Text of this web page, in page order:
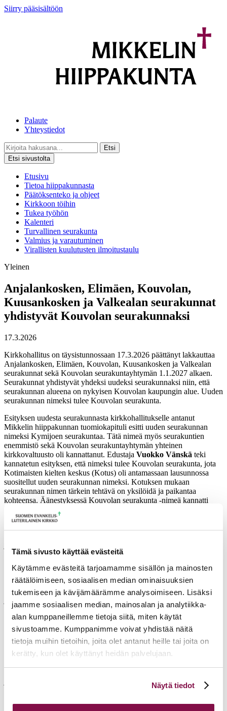
Tämä sivusto käyttää evästeitä
Käytämme evästeitä tarjoamamme sisällön ja mainosten
räätälöimiseen, sosiaalisen median ominaisuuksien
tukemiseen ja kävijämäärämme analysoimiseen. Lisäksi
jaamme sosiaalisen median, mainosalan ja analytiikka-
alan kumppaneillemme tietoja siitä, miten käytät
sivustoamme. Kumppanimme voivat yhdistää näitä
tietoja muihin tietoihin, joita olet antanut heille tai joita on
kerätty, kun olet käyttänyt heidän palvelujaan.
linkistä.
Näytä tiedot
Siirry pääsisältöön
Palaute
Yhteystiedot
Etsi
Etsi sivustolta
Etusivu
Tietoa hiippakunnasta
Päätöksenteko ja ohjeet
Kirkkoon töihin
Tukea työhön
Kalenteri
Turvallinen seurakunta
Valmius ja varautuminen
Virallisten kuulutusten ilmoitustaulu
Yleinen
Anjalankosken, Elimäen, Kouvolan,
Kuusankosken ja Valkealan seurakunnat
yhdistyvät Kouvolan seurakunnaksi
17.3.2026
Kirkkohallitus on täysistunnossaan 17.3.2026 päättänyt lakkauttaa
Anjalankosken, Elimäen, Kouvolan, Kuusankosken ja Valkealan
seurakunnat sekä Kouvolan seurakuntayhtymän 1.1.2027 alkaen.
Seurakunnat yhdistyvät yhdeksi uudeksi seurakunnaksi niin, että
seurakunnan alueena on nykyisen Kouvolan kaupungin alue. Uuden
seurakunnan nimeksi tulee Kouvolan seurakunta.
Esityksen uudesta seurakunnasta kirkkohallitukselle antanut
Mikkelin hiippakunnan tuomiokapituli esitti uuden seurakunnan
nimeksi Kymijoen seurakuntaa. Tätä nimeä myös seurakuntien
enemmistö sekä Kouvolan seurakuntayhtymän yhteinen
kirkkovaltuusto oli kannattanut. Edustaja Vuokko Vänskä teki
kannatetun esityksen, että nimeksi tulee Kouvolan seurakunta, jota
Kotimaisten kielten keskus (Kotus) oli antamassaan lausunnossa
suositellut uuden seurakunnan nimeksi. Kotuksen mukaan
seurakunnan nimen tärkein tehtävä on yksilöidä ja paikantaa
kohteensa. Äänestyksessä Kouvolan seurakunta -nimeä kannatti
tyhjä ääni).
sekä huolehtii sen hallinnon järjestämisestä. Järjestelytoimikunnassa
on edustus kaikista viidestä alueen seurakunnasta.
Järjestelytoimikunta toimii siihen saakka, kun seurakunnalla on
kirkkovaltuusto ja kirkkoneuvosto tai seurakuntaneuvosto.
Järjestelytoimikunta vastaa vaalien toimittamisesta ja
järjestelytoimikunnan valitsema vaalilautakunta toimittaa vaalit.
(Kirkkolain 2 luvun 16 §:n 1 mom.)
Tuomiokapitulin tehtävänä on myös päättää kirkkoherran virkojen
lakkauttamisesta seurakuntajaon muutoksen yhteydessä (KL 4:6.1 4
e kohta). Kuusankosken seurakunnan kirkkoherra Kimmo
Ylikangas siirretään 1.1.2027 lukien perustettavan Kouvolan
ja niiden virkojen haltijat siirretään 1.1.2027 lukien perustettaviin